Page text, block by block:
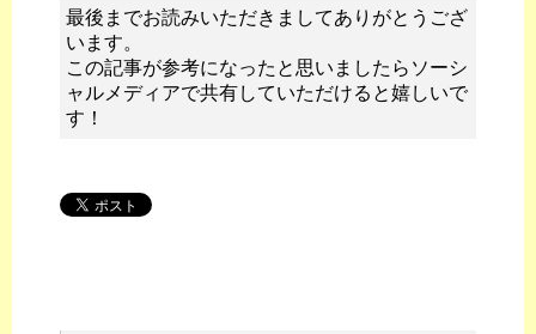
最後までお読みいただきましてありがとうござ
います。
この記事が参考になったと思いましたらソーシ
ャルメディアで共有していただけると嬉しいで
す！